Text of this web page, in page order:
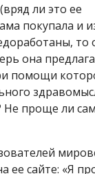
ли это ее
покупала и
то
она
помощи
Не проще ли
ее сайте: «Я